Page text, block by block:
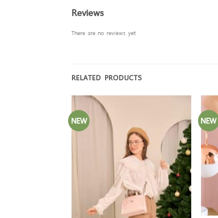
Reviews
There are no reviews yet
RELATED PRODUCTS
NEW NEW